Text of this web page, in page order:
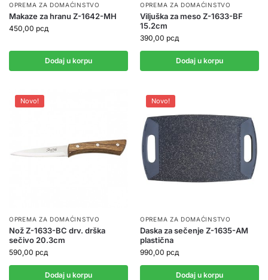
OPREMA ZA DOMAĆINSTVO
Makaze za hranu Z-1642-MH
450,00 рсд
Dodaj u korpu
OPREMA ZA DOMAĆINSTVO
Viljuška za meso Z-1633-BF
15.2cm
390,00 рсд
Dodaj u korpu
Novo!
OPREMA ZA DOMAĆINSTVO
Nož Z-1633-BC drv. drška
sečivo 20.3cm
590,00 рсд
Dodaj u korpu
Novo!
OPREMA ZA DOMAĆINSTVO
Daska za sečenje Z-1635-AM
plastična
990,00 рсд
Dodaj u korpu